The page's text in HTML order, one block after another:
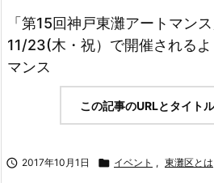
「第15回神戸東灘アートマン
11/23(木・祝）で開催される
マンス
この記事のURLとタイト
 2017年10月1日  イベント , 東灘区とは